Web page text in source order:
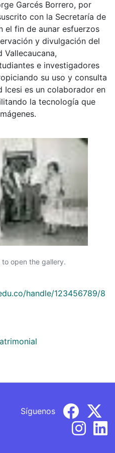
Garcés Borrero, por
con la Secretaría de
el fin de aunar esfuerzos
y divulgación del
Vallecaucana,
e investigadores
su uso y consulta
Icesi es un colaborador en
la tecnología que
open the gallery.
handle/123456789/8
Síguenos